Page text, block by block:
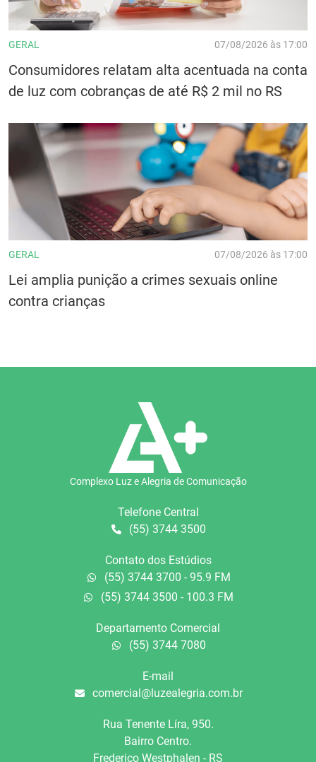
GERAL 07/08/2026 às 17:00
Consumidores relatam alta acentuada na conta
de luz com cobranças de até R$ 2 mil no RS
GERAL 07/08/2026 às 17:00
Lei amplia punição a crimes sexuais online
contra crianças
Complexo Luz e Alegria de Comunicação
Telefone Central
(55) 3744 3500
Contato dos Estúdios
(55) 3744 3700 - 95.9 FM
(55) 3744 3500 - 100.3 FM
Departamento Comercial
(55) 3744 7080
E-mail
comercial@luzealegria.com.br
Rua Tenente Líra, 950.
Bairro Centro.
Frederico Westphalen - RS